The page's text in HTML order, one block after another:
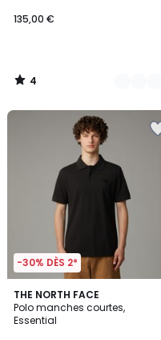
135,00 €
4
/
-30% DÈS 2*
THE NORTH FACE
Polo manches courtes,
Essential